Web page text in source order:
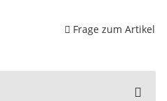
Frage zum Artikel